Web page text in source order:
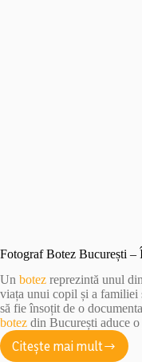
Fotograf Botez București –
Un botez reprezintă unul
viața unui copil și a familiei
să fie însoțit de o
botez din București aduce
Citește mai mult
Fotograf